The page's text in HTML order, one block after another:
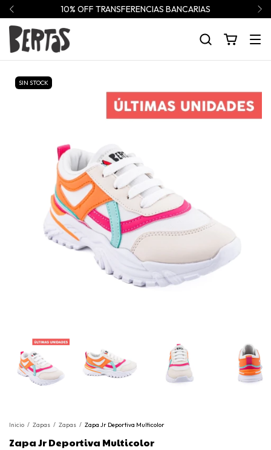
10% OFF TRANSFERENCIAS BANCARIAS
SIN STOCK
Inicio / Zapas / Zapas / Zapa Jr Deportiva Multicolor
Zapa Jr Deportiva Multicolor